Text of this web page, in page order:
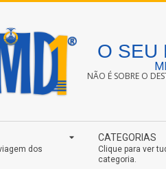
O SEU
NÃO É SOBRE O
dos
CATEGORIAS
Clique para ver
categoria.